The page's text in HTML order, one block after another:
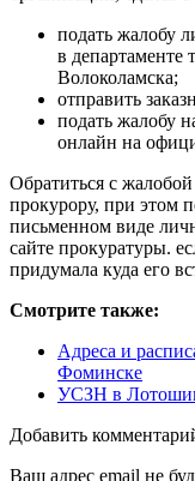
подать жалобу
в департаменте
Волоколамска;
отправить
подать жалобу
онлайн на
Обратиться с
прокурору, при этом
письменном виде
сайте прокуратуры.
придумала куда его
Смотрите также:
Адреса и
Фоминске
УСЗН в
Добавить
Ваш адрес email не